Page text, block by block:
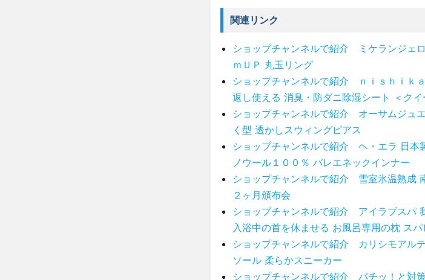
関連リンク
ショップチャンネルで紹介 ミケランジェ
ｍＵＰ 丸玉リング
ショップチャンネルで紹介 ｎｉｓｈｉｋ
返し使える 消臭・防ダニ除湿シート ＜クイ
ショップチャンネルで紹介 オーサムジュ
く型 透かしスウィングピアス
ショップチャンネルで紹介 ヘ・エラ 日本
ノウール１００％ バレエネックインナー
ショップチャンネルで紹介 雪室氷温熟成
２ヶ月頒布会
ショップチャンネルで紹介 アイラブスパ
入浴中の首を休ませる お風呂専用の枕 スパ
ショップチャンネルで紹介 カリシモアル
ソール 柔らかスニーカー
ショップチャンネルで紹介 パチッ！と対